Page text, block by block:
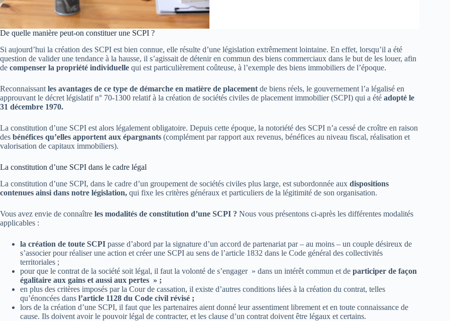
De quelle manière peut-on constituer une SCPI ?
Si aujourd’hui la création des SCPI est bien connue, elle résulte d’une législation extrêmement lointaine. En effet, lorsqu’il a été
question de valider une tendance à la hausse, il s’agissait de détenir en commun des biens commerciaux dans le but de les louer, afin
de compenser la propriété individuelle qui est particulièrement coûteuse, à l’exemple des biens immobiliers de l’époque.
Reconnaissant les avantages de ce type de démarche en matière de placement de biens réels, le gouvernement l’a légalisé en
approuvant le décret législatif n° 70-1300 relatif à la création de sociétés civiles de placement immobilier (SCPI) qui a été adopté le
31 décembre 1970.
La constitution d’une SCPI est alors légalement obligatoire. Depuis cette époque, la notoriété des SCPI n’a cessé de croître en raison
des bénéfices qu’elles apportent aux épargnants (complément par rapport aux revenus, bénéfices au niveau fiscal, réalisation et
valorisation de capitaux immobiliers).
La constitution d’une SCPI dans le cadre légal
La constitution d’une SCPI, dans le cadre d’un groupement de sociétés civiles plus large, est subordonnée aux dispositions
contenues ainsi dans notre législation, qui fixe les critères généraux et particuliers de la légitimité de son organisation.
Vous avez envie de connaître les modalités de constitution d’une SCPI ? Nous vous présentons ci-après les différentes modalités
applicables :
la création de toute SCPI passe d’abord par la signature d’un accord de partenariat par – au moins – un couple désireux de
s’associer pour réaliser une action et créer une SCPI au sens de l’article 1832 dans le Code général des collectivités
territoriales ;
pour que le contrat de la société soit légal, il faut la volonté de s’engager » dans un intérêt commun et de participer de façon
égalitaire aux gains et aussi aux pertes » ;
en plus des critères imposés par la Cour de cassation, il existe d’autres conditions liées à la création du contrat, telles
qu’énoncées dans l’article 1128 du Code civil révisé ;
lors de la création d’une SCPI, il faut que les partenaires aient donné leur assentiment librement et en toute connaissance de
cause. Ils doivent avoir le pouvoir légal de contracter, et les clause d’un contrat doivent être légaux et certains.